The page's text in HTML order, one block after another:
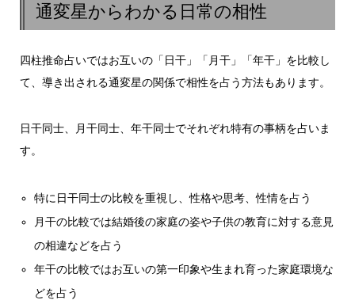
通変星からわかる日常の相性
四柱推命占いではお互いの「日干」「月干」「年干」を比較し
て、導き出される通変星の関係で相性を占う方法もあります。
日干同士、月干同士、年干同士でそれぞれ特有の事柄を占いま
す。
特に日干同士の比較を重視し、性格や思考、性情を占う
月干の比較では結婚後の家庭の姿や子供の教育に対する意見
の相違などを占う
年干の比較ではお互いの第一印象や生まれ育った家庭環境な
どを占う